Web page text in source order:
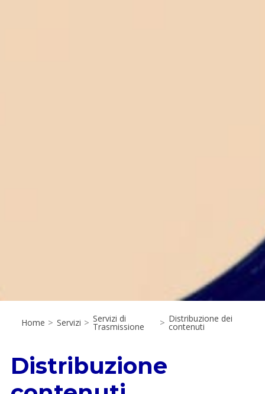
Home > Servizi > Servizi di
Trasmissione > Distribuzione dei
contenuti
Distribuzione